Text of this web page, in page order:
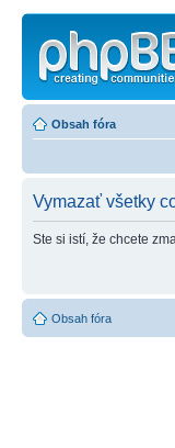
Obsah fóra
Vymazať všetky
Ste si istí, že chcete
Obsah fóra